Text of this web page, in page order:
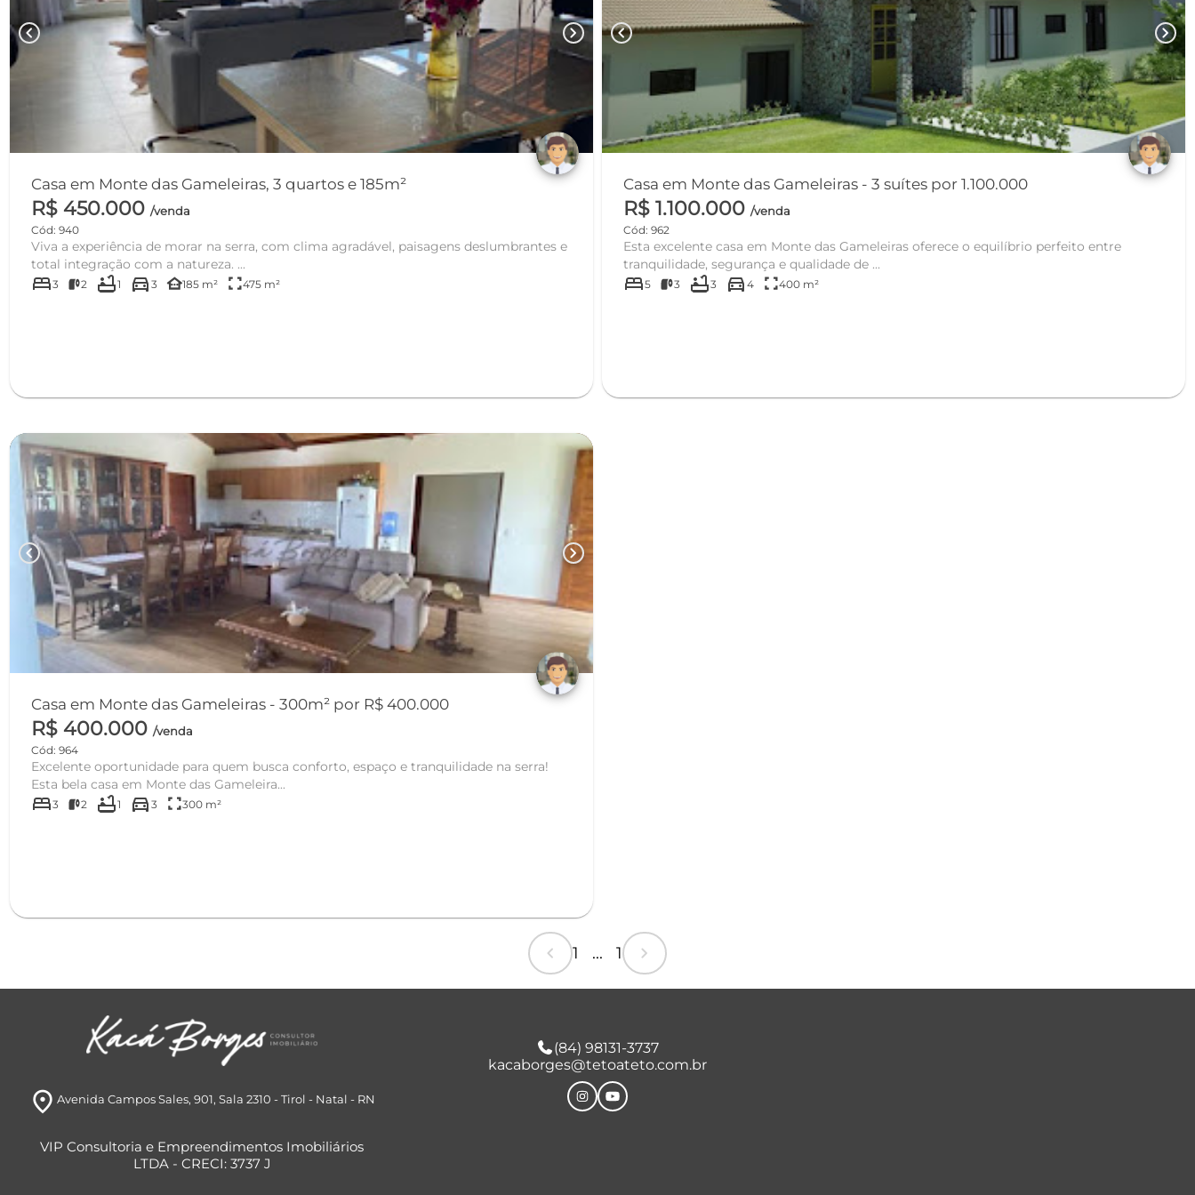
chevron_left chevron_right
Casa em Monte das Gameleiras, 3 quartos e 185m²
R$ 450.000 /venda
Cód: 940
Viva a experiência de morar na serra, com clima agradável, paisagens deslumbrantes e
total integração com a natureza. ...
bed3 2 bathtub1 directions_car 3 other_houses185 m² fullscreen475 m²
chevron_left chevron_right
Casa em Monte das Gameleiras - 3 suítes por 1.100.000
R$ 1.100.000/venda
Cód: 962
Esta excelente casa em Monte das Gameleiras oferece o equilíbrio perfeito entre
tranquilidade, segurança e qualidade de ...
bed5 3 bathtub3 directions_car 4 fullscreen400 m²
chevron_left chevron_right
Casa em Monte das Gameleiras - 300m² por R$ 400.000
R$ 400.000 /venda
Cód: 964
Excelente oportunidade para quem busca conforto, espaço e tranquilidade na serra!
Esta bela casa em Monte das Gameleira...
bed3 2 bathtub1 directions_car 3 fullscreen300 m²
chevron_left 1 ... 1 chevron_right
roomAvenida Campos Sales, 901, Sala 2310 - Tirol - Natal - RN
VIP Consultoria e Empreendimentos Imobiliários
LTDA - CRECI: 3737 J
(84) 98131-3737
kacaborges@tetoateto.com.br